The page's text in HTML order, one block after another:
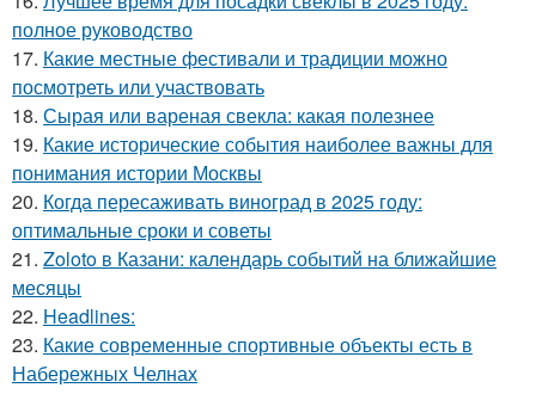
полное руководство
17. Какие местные фестивали и традиции можно
посмотреть или участвовать
18. Сырая или вареная свекла: какая полезнее
19. Какие исторические события наиболее важны для
понимания истории Москвы
20. Когда пересаживать виноград в 2025 году:
оптимальные сроки и советы
21. Zoloto в Казани: календарь событий на ближайшие
месяцы
22. Headlines:
23. Какие современные спортивные объекты есть в
Набережных Челнах